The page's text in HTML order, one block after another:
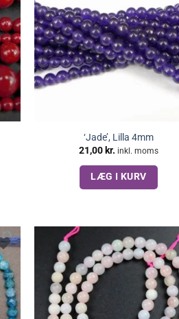
‘Jade’, Lilla 4mm
21,00 kr. inkl. moms
LÆG I KURV